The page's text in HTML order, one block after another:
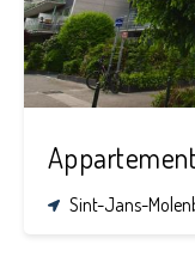
Sint-Jans-